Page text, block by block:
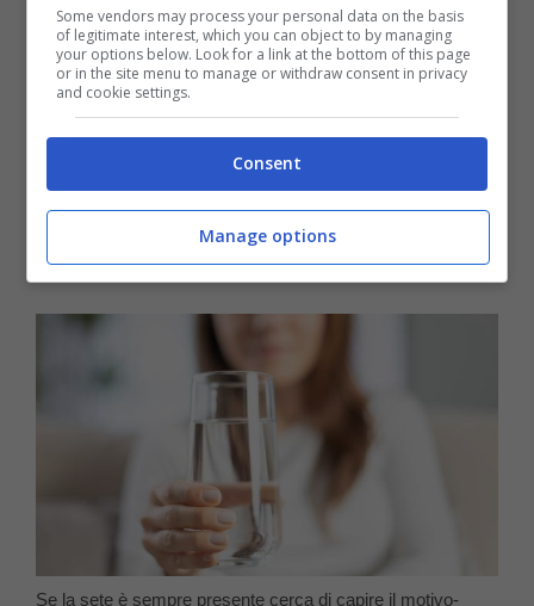
sintomi del diabete di tipo 2. Questa
patologia, si verifica quando si è abituati a
cattive abitudini alimentari o ad una vita
molto sedentaria, cause per cui
non riesce a produrre abbastanza
insulina
Se la sete è sempre presente cerca di capire il motivo-
Some vendors may process your personal data on the basis
of legitimate interest, which you can object to by managing
your options below. Look for a link at the bottom of this page
or in the site menu to manage or withdraw consent in privacy
and cookie settings.
Consent
Manage options